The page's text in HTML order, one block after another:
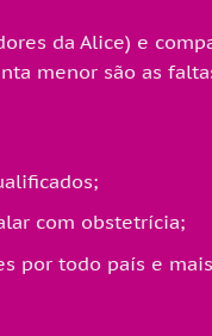
da Alice) e
menor são as
com obstetrícia;
por todo país e